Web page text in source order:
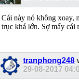
Cái này nó không xoay,
trục khá lớn. Sợ mấy
tranphong248
29-08-2017